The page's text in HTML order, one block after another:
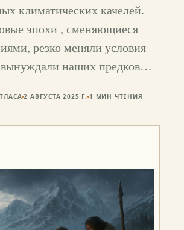
климатических качелей.
эпохи , сменяющиеся
резко меняли условия
наших предков…
2 АВГУСТА 2025 Г. 1 МИН ЧТЕНИЯ